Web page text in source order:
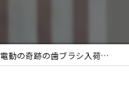
電動の奇跡の歯ブラシ入荷しました🪥